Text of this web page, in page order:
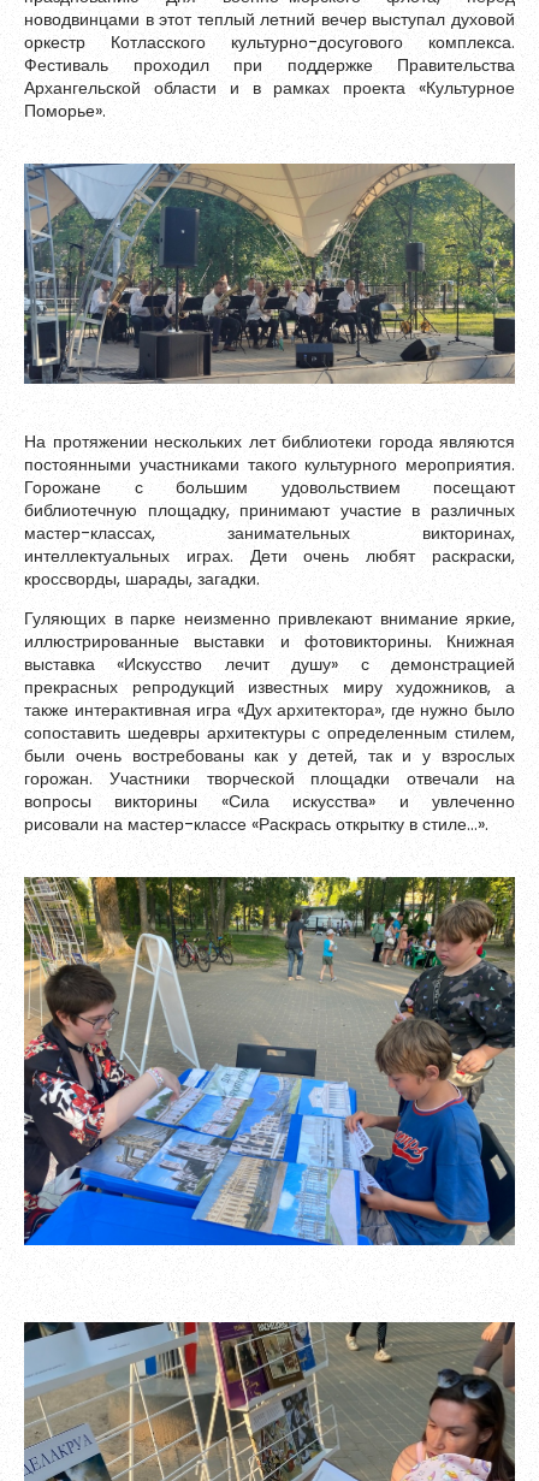
новодвинцами в этот теплый летний вечер выступал духовой
оркестр Котласского культурно-досугового комплекса.
Фестиваль проходил при поддержке Правительства
Архангельской области и в рамках проекта «Культурное
Поморье».
На протяжении нескольких лет библиотеки города являются
постоянными участниками такого культурного мероприятия.
Горожане с большим удовольствием посещают
библиотечную площадку, принимают участие в различных
мастер-классах, занимательных викторинах,
интеллектуальных играх. Дети очень любят раскраски,
кроссворды, шарады, загадки.
Гуляющих в парке неизменно привлекают внимание яркие,
иллюстрированные выставки и фотовикторины. Книжная
выставка «Искусство лечит душу» с демонстрацией
прекрасных репродукций известных миру художников, а
также интерактивная игра «Дух архитектора», где нужно было
сопоставить шедевры архитектуры с определенным стилем,
были очень востребованы как у детей, так и у взрослых
горожан. Участники творческой площадки отвечали на
вопросы викторины «Сила искусства» и увлеченно
рисовали на мастер-классе «Раскрась открытку в стиле...».
Зарегистрироваться
и один специальный символ.
Обновить
Я согласен на обработку
персональных данных
Я согласен справилами использования материалов,
размещённых на портале.
Зарегистрироваться
Уже зарегистрированы?Войти